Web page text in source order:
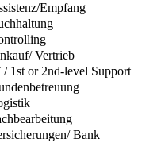
Empfang
Vertrieb
/ 1st or 2nd-level Support
Bank